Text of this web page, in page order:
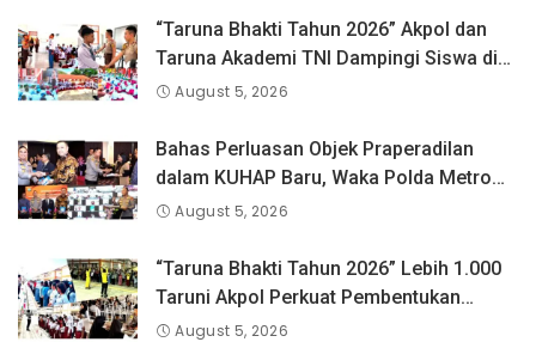
“Taruna Bhakti Tahun 2026” Akpol dan
Taruna Akademi TNI Dampingi Siswa di
73 Sekolah Rakyat
August 5, 2026
Bahas Perluasan Objek Praperadilan
dalam KUHAP Baru, Waka Polda Metro
Jaya Buka Seminar Hukum
August 5, 2026
“Taruna Bhakti Tahun 2026” Lebih 1.000
Taruni Akpol Perkuat Pembentukan
Karakter Siswa Sekolah Rakyat
August 5, 2026